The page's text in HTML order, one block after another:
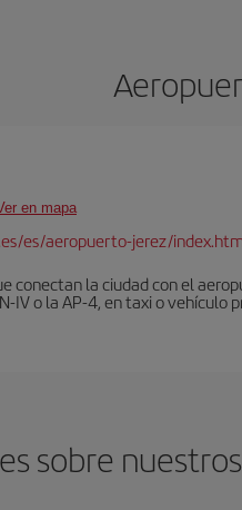
en mapa
es/aeropuerto-jerez/
conectan la ciudad con el
IV o la AP-4, en taxi o vehículo
sobre